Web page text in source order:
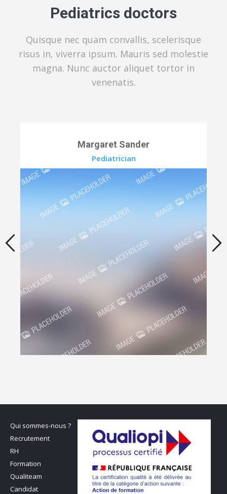
Pediatrics doctors
Quisque nec quam convallis, scelerisque
risus in, viverra ipsum. Mauris sed molestie
magna. Nunc auctor aliquet tortor in
venenatis.
Margaret Sander
Pediatrician
Qui sommes-nous ?
Recrutement
RH
Formation
Qualiteam
Candidat